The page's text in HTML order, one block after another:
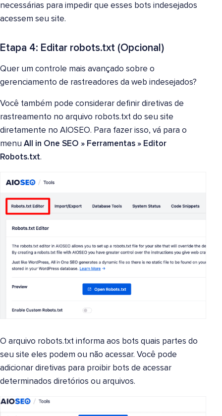
necessárias para impedir que esses bots indesejados
acessem seu site.
Etapa 4: Editar robots.txt (Opcional)
Quer um controle mais avançado sobre o
gerenciamento de rastreadores da web indesejados?
Você também pode considerar definir diretivas de
rastreamento no arquivo robots.txt do seu site
diretamente no AIOSEO. Para fazer isso, vá para o
menu All in One SEO » Ferramentas » Editor
Robots.txt.
O arquivo robots.txt informa aos bots quais partes do
seu site eles podem ou não acessar. Você pode
adicionar diretivas para proibir bots de acessar
determinados diretórios ou arquivos.